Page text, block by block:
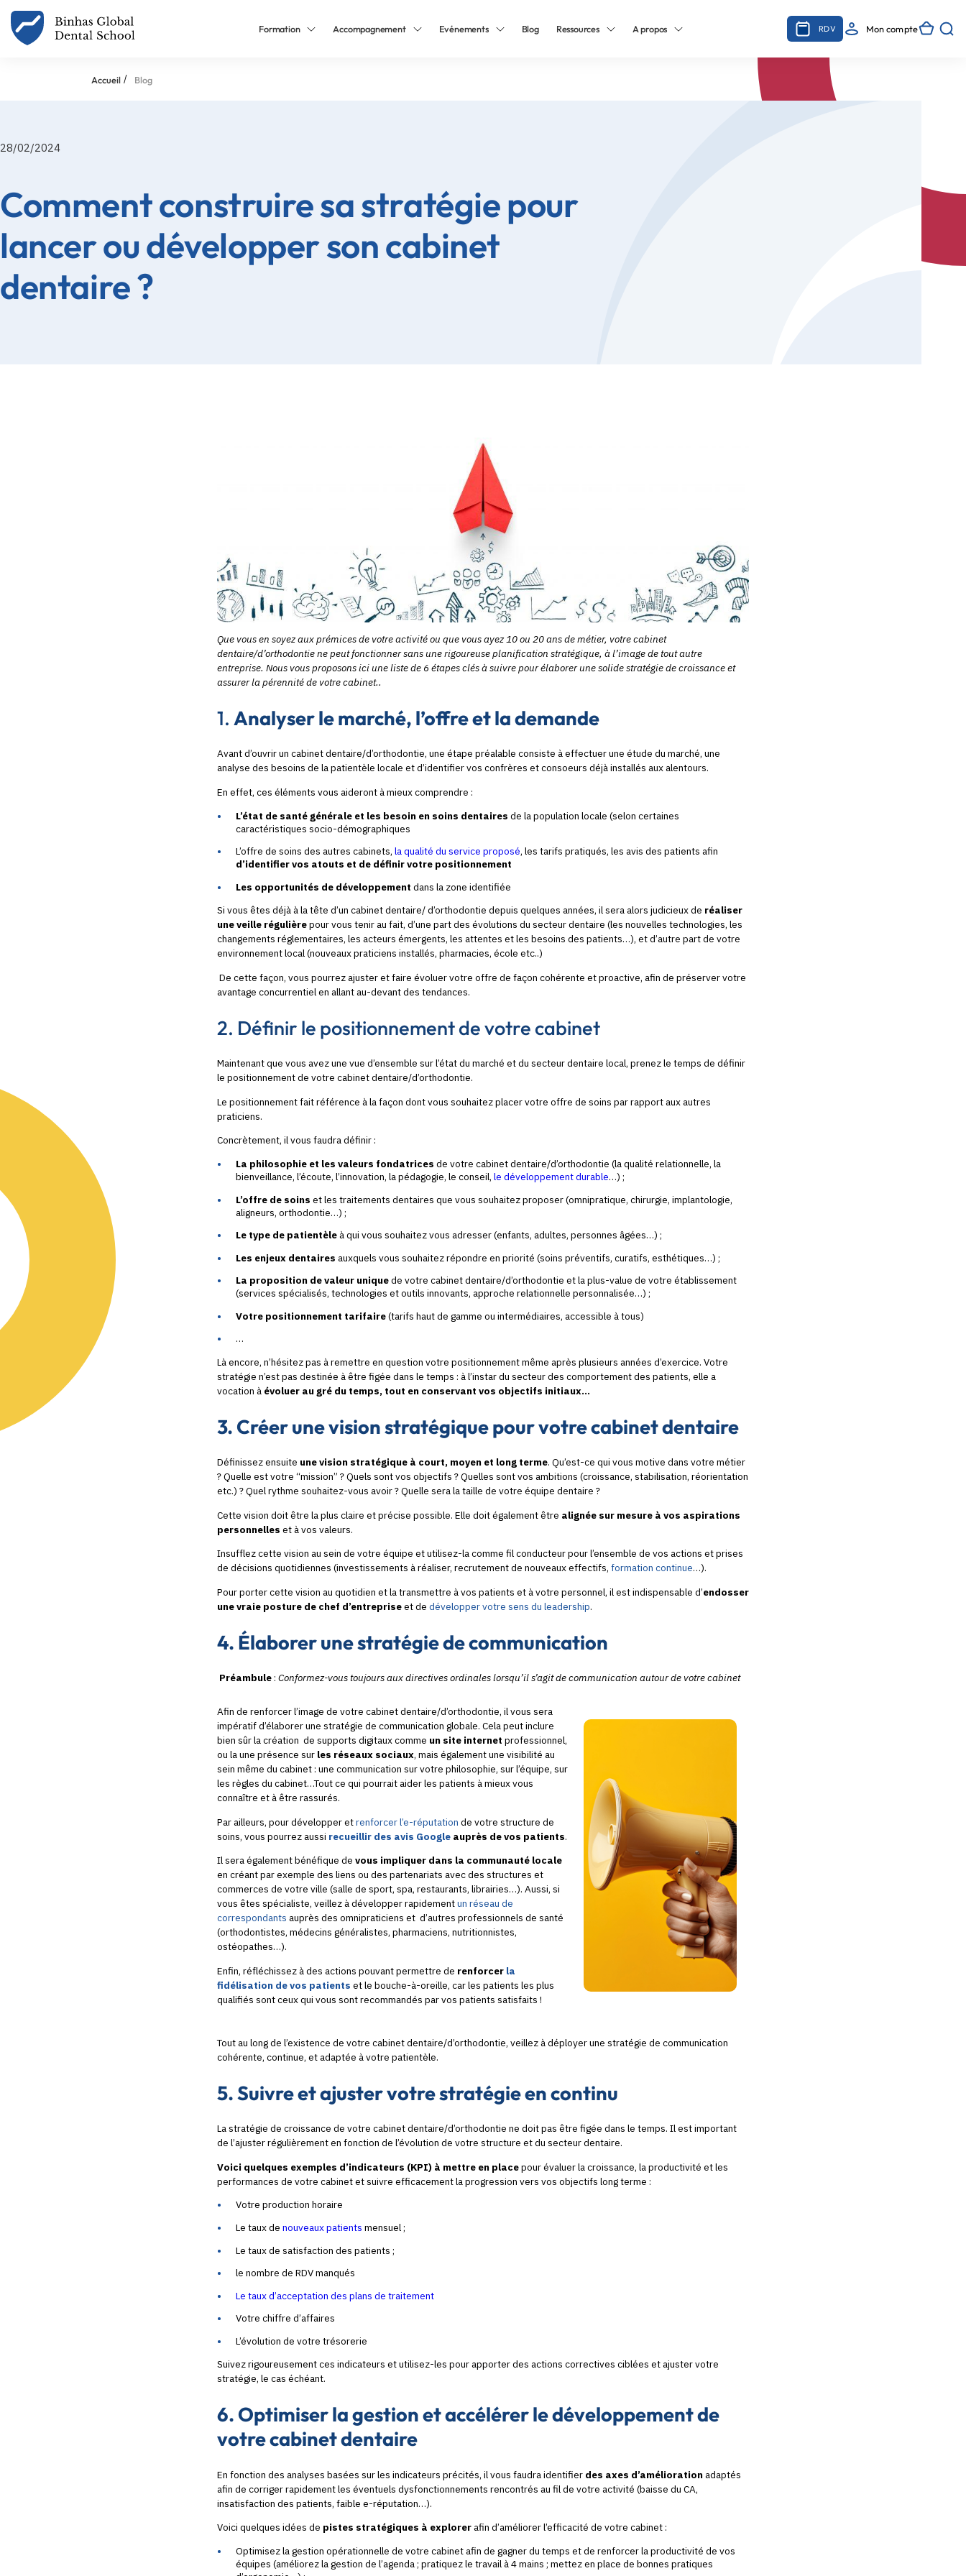
Formation Accompagnement Evénements Blog Ressources A propos RDV Mon compte
Accueil / Blog
28/02/2024
Comment construire sa stratégie pour
lancer ou développer son cabinet
dentaire ?
Que vous en soyez aux prémices de votre activité ou que vous ayez 10 ou 20 ans de métier, votre cabinet
dentaire/d’orthodontie ne peut fonctionner sans une rigoureuse planification stratégique, à l’image de tout autre
entreprise. Nous vous proposons ici une liste de 6 étapes clés à suivre pour élaborer une solide stratégie de croissance et
assurer la pérennité de votre cabinet..
1. Analyser le marché, l’offre et la demande
Avant d’ouvrir un cabinet dentaire/d’orthodontie, une étape préalable consiste à effectuer une étude du marché, une
analyse des besoins de la patientèle locale et d’identifier vos confrères et consoeurs déjà installés aux alentours.
En effet, ces éléments vous aideront à mieux comprendre :
L’état de santé générale et les besoin en soins dentaires de la population locale (selon certaines
caractéristiques socio-démographiques
L’offre de soins des autres cabinets, la qualité du service proposé, les tarifs pratiqués, les avis des patients afin
d’identifier vos atouts et de définir votre positionnement
Les opportunités de développement dans la zone identifiée
Si vous êtes déjà à la tête d’un cabinet dentaire/ d’orthodontie depuis quelques années, il sera alors judicieux de réaliser
une veille régulièrepour vous tenir au fait, d’une part des évolutions du secteur dentaire (les nouvelles technologies, les
changements réglementaires, les acteurs émergents, les attentes et les besoins des patients…), et d’autre part de votre
environnement local (nouveaux praticiens installés, pharmacies, école etc..)
De cette façon, vous pourrez ajuster et faire évoluer votre offre de façon cohérente et proactive, afin de préserver votre
avantage concurrentiel en allant au-devant des tendances.
2. Définir le positionnement de votre cabinet
Maintenant que vous avez une vue d’ensemble sur l’état du marché et du secteur dentaire local, prenez le temps de définir
le positionnement de votre cabinet dentaire/d’orthodontie.
Le positionnement fait référence à la façon dont vous souhaitez placer votre offre de soins par rapport aux autres
praticiens.
Concrètement, il vous faudra définir :
La philosophie et les valeurs fondatrices de votre cabinet dentaire/d’orthodontie (la qualité relationnelle, la
bienveillance, l’écoute, l’innovation, la pédagogie, le conseil, le développement durable…) ;
L’offre de soins et les traitements dentaires que vous souhaitez proposer (omnipratique, chirurgie, implantologie,
aligneurs, orthodontie…) ;
Le type de patientèle à qui vous souhaitez vous adresser (enfants, adultes, personnes âgées…) ;
Les enjeux dentaires auxquels vous souhaitez répondre en priorité (soins préventifs, curatifs, esthétiques…) ;
La proposition de valeur uniquede votre cabinet dentaire/d’orthodontie et la plus-value de votre établissement
(services spécialisés, technologies et outils innovants, approche relationnelle personnalisée…) ;
Votre positionnement tarifaire(tarifs haut de gamme ou intermédiaires, accessible à tous)
…
Là encore, n’hésitez pas à remettre en question votre positionnement même après plusieurs années d’exercice. Votre
stratégie n’est pas destinée à être figée dans le temps : à l’instar du secteur des comportement des patients, elle a
vocation à évoluer au gré du temps, tout en conservant vos objectifs initiaux…
3. Créer une vision stratégique pour votre cabinet dentaire
Définissez ensuite une vision stratégique à court, moyen et long terme. Qu’est-ce qui vous motive dans votre métier
? Quelle est votre “mission” ? Quels sont vos objectifs ? Quelles sont vos ambitions (croissance, stabilisation, réorientation
etc.) ? Quel rythme souhaitez-vous avoir ? Quelle sera la taille de votre équipe dentaire ?
Cette vision doit être la plus claire et précise possible. Elle doit également être alignée sur mesure à vos aspirations
personnelles et à vos valeurs.
Insufflez cette vision au sein de votre équipe et utilisez-la comme fil conducteur pour l’ensemble de vos actions et prises
de décisions quotidiennes (investissements à réaliser, recrutement de nouveaux effectifs, formation continue…).
Pour porter cette vision au quotidien et la transmettre à vos patients et à votre personnel, il est indispensable d’endosser
une vraie posture de chef d’entrepriseet de développer votre sens du leadership.
4. Élaborer une stratégie de communication
Préambule : Conformez-vous toujours aux directives ordinales lorsqu’il s’agit de communication autour de votre cabinet
Afin de renforcer l’image de votre cabinet dentaire/d’orthodontie, il vous sera
impératif d’élaborer une stratégie de communication globale. Cela peut inclure
bien sûr la création de supports digitaux comme un site internet professionnel,
ou la une présence sur les réseaux sociaux, mais également une visibilité au
sein même du cabinet : une communication sur votre philosophie, sur l’équipe, sur
les règles du cabinet…Tout ce qui pourrait aider les patients à mieux vous
connaître et à être rassurés.
Par ailleurs, pour développer etrenforcer l’e-réputation de votre structure de
soins, vous pourrez aussi recueillir des avis Google auprès de vos patients.
Il sera également bénéfique de vous impliquer dans la communauté locale
en créant par exemple des liens ou des partenariats avec des structures et
commerces de votre ville (salle de sport, spa, restaurants, librairies…). Aussi, si
vous êtes spécialiste, veillez à développer rapidementun réseau de
correspondants auprès des omnipraticiens et d’autres professionnels de santé
(orthodontistes, médecins généralistes, pharmaciens, nutritionnistes,
ostéopathes…).
Enfin, réfléchissez à des actions pouvant permettre de renforcer la
fidélisation de vos patients et le bouche-à-oreille, car les patients les plus
qualifiés sont ceux qui vous sont recommandés par vos patients satisfaits !
Tout au long de l’existence de votre cabinet dentaire/d’orthodontie, veillez à déployer une stratégie de communication
cohérente, continue, et adaptée à votre patientèle.
5. Suivre et ajuster votre stratégie en continu
La stratégie de croissance de votre cabinet dentaire/d’orthodontie ne doit pas être figée dans le temps. Il est important
de l’ajuster régulièrement en fonction de l’évolution de votre structure et du secteur dentaire.
Voici quelques exemples d’indicateurs (KPI) à mettre en placepour évaluer la croissance, la productivité et les
performances de votre cabinet et suivre efficacement la progression vers vos objectifs long terme :
Votre production horaire
Le taux de nouveaux patients mensuel ;
Le taux de satisfaction des patients ;
le nombre de RDV manqués
Le taux d’acceptation des plans de traitement
Votre chiffre d’affaires
L’évolution de votre trésorerie
Suivez rigoureusement ces indicateurs et utilisez-les pour apporter des actions correctives ciblées et ajuster votre
stratégie, le cas échéant.
6. Optimiser la gestion et accélérer le développement de
votre cabinet dentaire
En fonction des analyses basées sur les indicateurs précités, il vous faudra identifier des axes d’amélioration adaptés
afin de corriger rapidement les éventuels dysfonctionnements rencontrés au fil de votre activité (baisse du CA,
insatisfaction des patients, faible e-réputation…).
Voici quelques idées de pistes stratégiques à explorer afin d’améliorer l’efficacité de votre cabinet :
Optimisez la gestion opérationnelle de votre cabinet afin de gagner du temps et de renforcer la productivité de vos
équipes (améliorez la gestion de l’agenda ; pratiquez le travail à 4 mains ; mettez en place de bonnes pratiques